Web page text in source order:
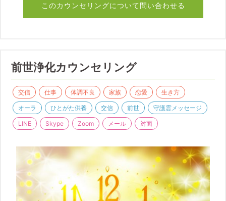
このカウンセリングについて問い合わせる
前世浄化カウンセリング
交信 仕事 体調不良 家族 恋愛 生き方
オーラ ひとがた供養 交信 前世 守護霊メッセージ
LINE Skype Zoom メール 対面